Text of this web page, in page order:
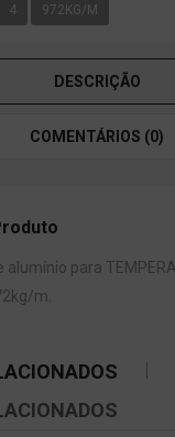
4 972KG/M
DESCRIÇÃO
COMENTÁRIOS (0)
alumínio para
m.